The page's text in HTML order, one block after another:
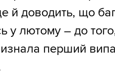
й доводить, що
у лютому – до
перший